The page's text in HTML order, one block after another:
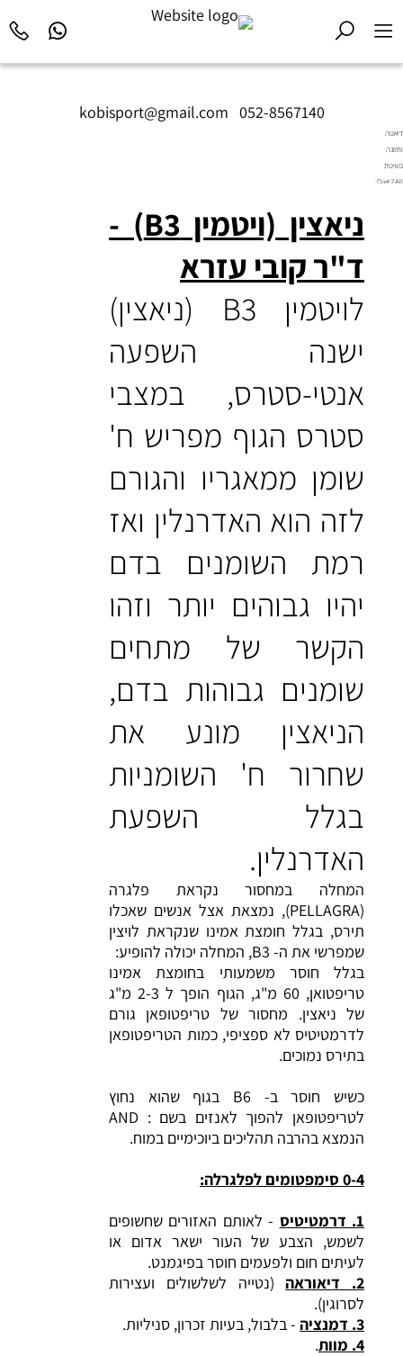
kobisport@gmail.com 052-8567140
דיאטה
ותזונה
בשיטת
Diet2All:
ניאצין (ויטמין B3) -
ד"ר קובי עזרא
לויטמין B3 (ניאצין)
ישנה השפעה
אנטי-סטרס, במצבי
סטרס הגוף מפריש ח'
שומן ממאגריו והגורם
לזה הוא האדרנלין ואז
רמת השומנים בדם
יהיו גבוהים יותר וזהו
הקשר של מתחים
שומנים גבוהות בדם,
הניאצין מונע את
שחרור ח' השומניות
בגלל השפעת
האדרנלין.
המחלה במחסור נקראת פלגרה
(PELLAGRA), נמצאת אצל אנשים שאכלו
תירס, בגלל חומצת אמינו שנקראת לויצין
שמפרשי את ה- B3, המחלה יכולה להופיע:
בגלל חוסר משמעותי בחומצת אמינו
טריפטואן, 60 מ"ג, הגוף הופך ל 2-3 מ"ג
של ניאצין. מחסור של טריפטופאן גורם
לדרמטיטיס לא ספציפי, כמות הטריפטופאן
בתירס נמוכים.
כשיש חוסר ב- B6 בגוף שהוא נחוץ
לטריפטופאן להפוך לאנזים בשם : AND
הנמצא בהרבה תהליכים ביוכימיים במוח.
0-4 סימפטומים לפלגרלה:
1. דרמטיטיס
- לאותם האזורים שחשופים
לשמש, הצבע של העור ישאר אדום או
לעיתים חום ולפעמים חוסר בפיגמנט.
2. דיאוראה
(נטייה לשלשולים ועצירות
לסרוגין).
3. דמנציה
- בלבול, בעיות זכרון, סניליות.
4. מוות
.